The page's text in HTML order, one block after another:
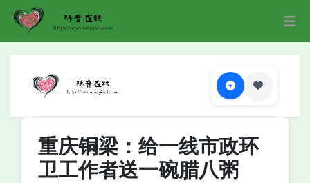
重庆铜梁：给一线市政环
卫工作者送一碗腊八粥